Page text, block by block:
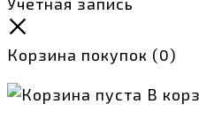
Корзина покупок (0)
В